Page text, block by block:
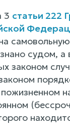
3 статьи 222
судом, а
законом